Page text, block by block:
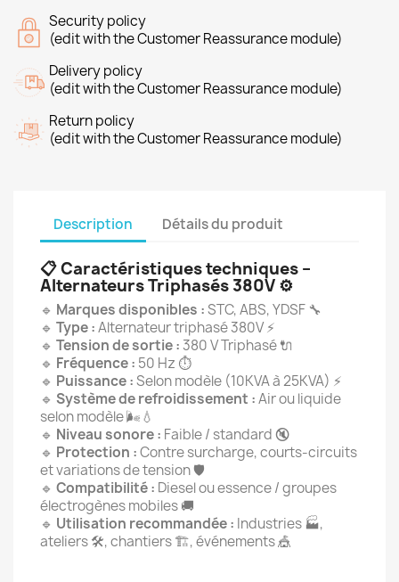
Security policy
(edit with the Customer Reassurance module)
Delivery policy
(edit with the Customer Reassurance module)
Return policy
(edit with the Customer Reassurance module)
Description Détails du produit
📋Caractéristiques techniques –
Alternateurs Triphasés 380V ⚙️
🔹 Marques disponibles :STC, ABS, YDSF 🔧
🔹 Type :Alternateur triphasé 380V ⚡
🔹 Tension de sortie :380 V Triphasé 🔌
🔹 Fréquence : 50 Hz ⏱️
🔹 Puissance :Selon modèle (10KVA à 25KVA) ⚡
🔹 Système de refroidissement :Air ou liquide
selon modèle 🌬️💧
🔹 Niveau sonore : Faible / standard 🔇
🔹 Protection :Contre surcharge, courts-circuits
et variations de tension 🛡️
🔹 Compatibilité : Diesel ou essence / groupes
électrogènes mobiles 🚚
🔹 Utilisation recommandée : Industries 🏭,
ateliers 🛠️, chantiers 🏗️, événements 🎪